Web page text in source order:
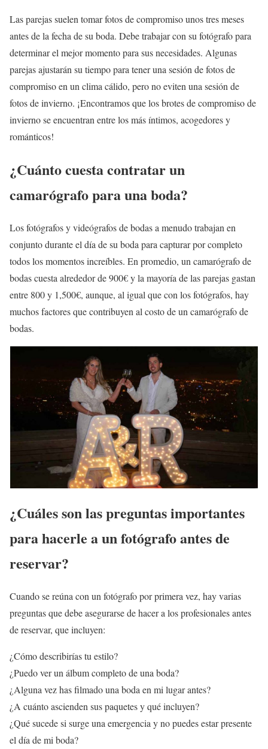
Las parejas suelen tomar fotos de compromiso unos tres meses
antes de la fecha de su boda. Debe trabajar con su fotógrafo para
determinar el mejor momento para sus necesidades. Algunas
parejas ajustarán su tiempo para tener una sesión de fotos de
compromiso en un clima cálido, pero no eviten una sesión de
fotos de invierno. ¡Encontramos que los brotes de compromiso de
invierno se encuentran entre los más íntimos, acogedores y
románticos!
¿Cuánto cuesta contratar un
camarógrafo para una boda?
Los fotógrafos y videógrafos de bodas a menudo trabajan en
conjunto durante el día de su boda para capturar por completo
todos los momentos increíbles. En promedio, un camarógrafo de
bodas cuesta alrededor de 900€ y la mayoría de las parejas gastan
entre 800 y 1,500€, aunque, al igual que con los fotógrafos, hay
muchos factores que contribuyen al costo de un camarógrafo de
bodas.
¿Cuáles son las preguntas importantes
para hacerle a un fotógrafo antes de
reservar?
Cuando se reúna con un fotógrafo por primera vez, hay varias
preguntas que debe asegurarse de hacer a los profesionales antes
de reservar, que incluyen:
¿Cómo describirías tu estilo?
¿Puedo ver un álbum completo de una boda?
¿Alguna vez has filmado una boda en mi lugar antes?
¿A cuánto ascienden sus paquetes y qué incluyen?
¿Qué sucede si surge una emergencia y no puedes estar presente
el día de mi boda?